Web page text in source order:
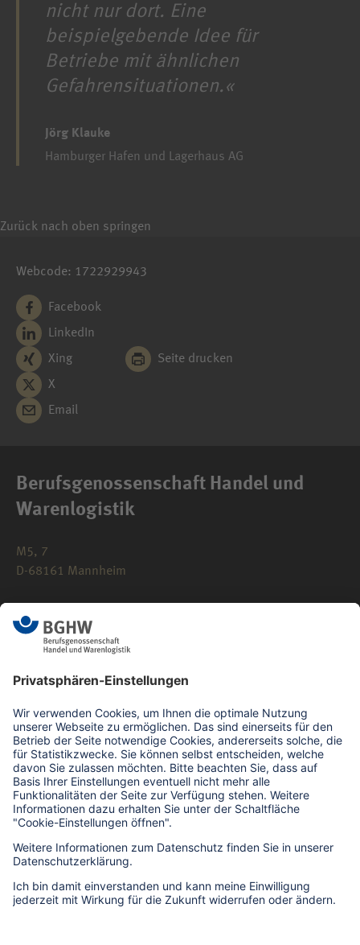
nicht nur dort. Eine
beispielgebende Idee für
Betriebe mit ähnlichen
Gefahrensituationen.
Jörg Klauke
Hamburger Hafen und Lagerhaus AG
Zurück nach oben springen
Webcode: 1722929943
Facebook
LinkedIn
Xing
X
Email
Seite drucken
Berufsgenossenschaft Handel und
Warenlogistik
M5, 7
D-68161 Mannheim
0621 183-0
info(at)bghw.de
Kontaktformular
Bildrechte zu dieser Seite
Impressum